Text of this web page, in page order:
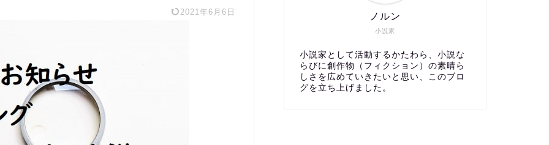
2021年6月6日
小説家
ノルン
小説家として活動するかたわら、小説な
らびに創作物（フィクション）の素晴ら
しさを広めていきたいと思い、このブロ
グを立ち上げました。